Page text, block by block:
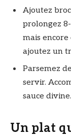
Ajoutez
prolongez
mais encore
ajoutez un
Parsemez
servir.
sauce divine.
Un plat